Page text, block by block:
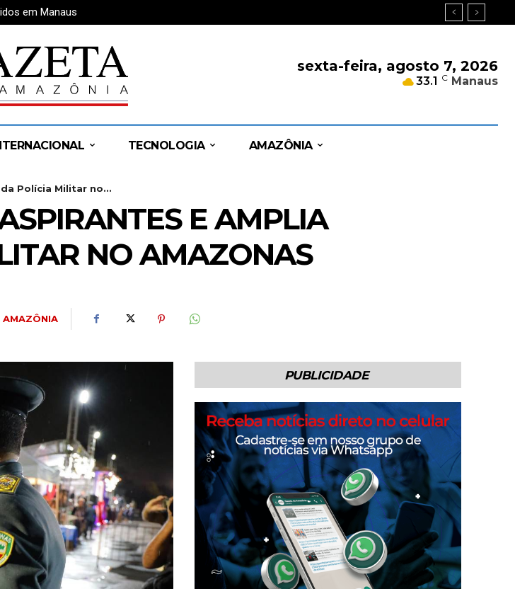
em Manaus
sobre o Desenrola Brasil
sexta-feira, agosto 7, 2026
33.1 C Manaus
TECNOLOGIA AMAZÔNIA
Polícia Militar no...
E AMPLIA
NO AMAZONAS
AMAZÔNIA
PUBLICIDADE